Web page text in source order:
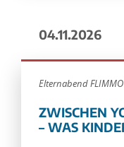
04.11.2026
Elternabend FLIMMO
ZWISCHEN
– WAS